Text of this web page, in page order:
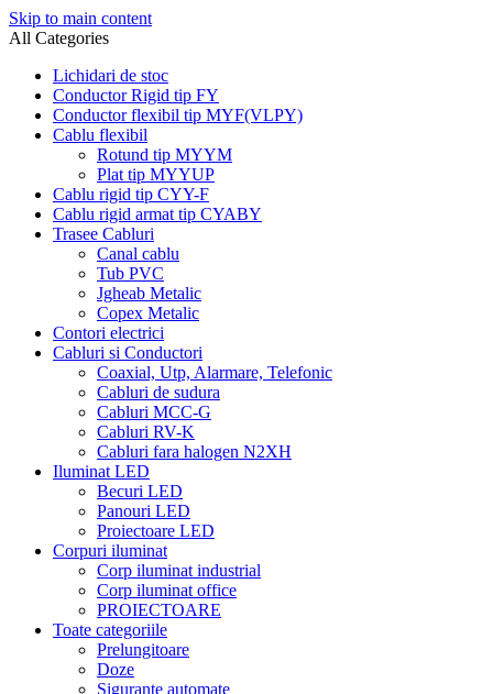
Skip to main content
All Categories
Lichidari de stoc
Conductor Rigid tip FY
Conductor flexibil tip MYF(VLPY)
Cablu flexibil
Rotund tip MYYM
Plat tip MYYUP
Cablu rigid tip CYY-F
Cablu rigid armat tip CYABY
Trasee Cabluri
Canal cablu
Tub PVC
Jgheab Metalic
Copex Metalic
Contori electrici
Cabluri si Conductori
Coaxial, Utp, Alarmare, Telefonic
Cabluri de sudura
Cabluri MCC-G
Cabluri RV-K
Cabluri fara halogen N2XH
Iluminat LED
Becuri LED
Panouri LED
Proiectoare LED
Corpuri iluminat
Corp iluminat industrial
Corp iluminat office
PROIECTOARE
Toate categoriile
Prelungitoare
Doze
Sigurante automate